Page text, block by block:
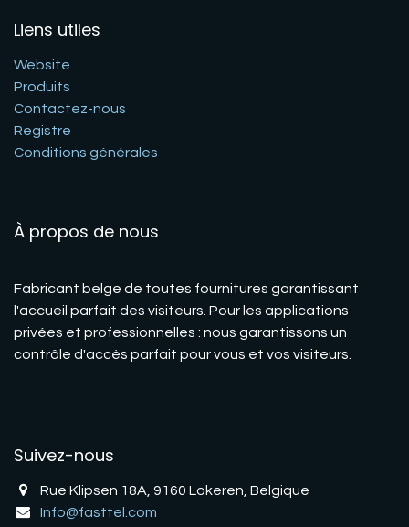
Liens utiles
Website
Produits
Contactez-nous
Registre
Conditions générales
À propos de nous
Fabricant belge de toutes fournitures garantissant
l'accueil parfait des visiteurs. Pour les applications
privées et professionnelles : nous garantissons un
contrôle d'accès parfait pour vous et vos visiteurs.
Suivez-nous
Rue Klipsen 18A, 9160 Lokeren, Belgique
Info@fasttel.com